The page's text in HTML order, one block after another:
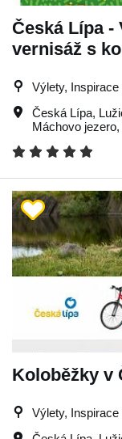
Česká Lípa -
vernisáž s
Výlety,
Česká Lípa,
Máchovo jezero,
Koloběžky v
Výlety,